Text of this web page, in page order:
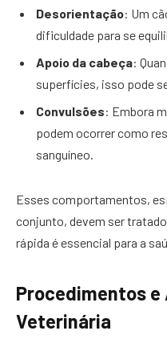
Desorientação: Um
dificuldade para se
Apoio da cabeça:
superfícies, isso pode
Convulsões: Embora
podem ocorrer como
sanguíneo.
Esses comportamentos,
conjunto, devem ser
rápida é essencial para a
Procedimentos
Veterinária